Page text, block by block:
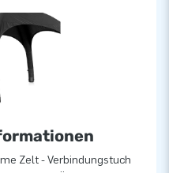
ohne Stromanschluss
Batterie dazu
Dome Zelt besitzen
flexibel einsetzbare
Aktivitäten, aber auch
Zelt - Verbindungstuch